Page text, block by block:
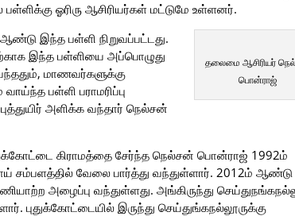
ஓரிரு ஆசிரியர்கள் மட்டுமே உள்ளனர்.
தலைமை ஆசிரியர்
பொன்ராஜ்
இந்த பள்ளி நிறுவப்பட்டது.
இந்த பள்ளியை அப்பொழுது
மாணவர்களுக்கு
பள்ளி பராமரிப்பு
அளிக்க வந்தார் நெல்சன்
கிராமத்தை சேர்ந்த நெல்சன் பொன்ராஜ் 1992ம்
சம்பளத்தில் வேலை பார்த்து வந்துள்ளார். 2012ம் ஆண்டு
அழைப்பு வந்துள்ளது. அங்கிருந்து
புதுக்கோட்டையில் இருந்து செய்துங்கநல்லூருக்கு